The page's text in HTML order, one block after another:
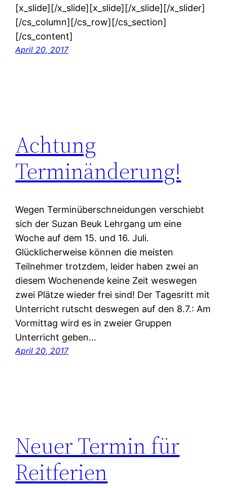
[x_slide][/x_slide][x_slide][/x_slide][/x_slider]
[/cs_column][/cs_row][/cs_section]
[/cs_content]
April 20, 2017
Achtung
Terminänderung!
Wegen Terminüberschneidungen verschiebt
sich der Suzan Beuk Lehrgang um eine
Woche auf dem 15. und 16. Juli.
Glücklicherweise können die meisten
Teilnehmer trotzdem, leider haben zwei an
diesem Wochenende keine Zeit weswegen
zwei Plätze wieder frei sind! Der Tagesritt mit
Unterricht rutscht deswegen auf den 8.7.: Am
Vormittag wird es in zweier Gruppen
Unterricht geben…
April 20, 2017
Neuer Termin für
Reitferien